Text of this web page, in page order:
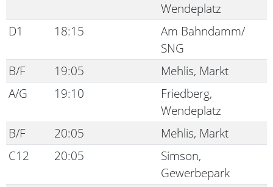
Wendeplatz
D1
18:15
Am Bahndamm/
SNG
B/F
19:05
Mehlis, Markt
A/G
19:10
Friedberg,
Wendeplatz
B/F
20:05
Mehlis, Markt
C12
20:05
Simson,
Gewerbepark